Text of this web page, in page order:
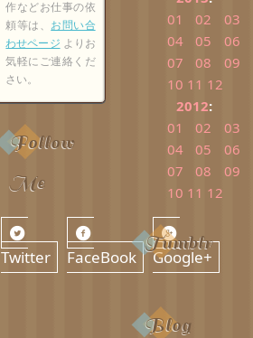
作などお仕事の依
頼等は、 お問い合
わせページ よりお
気軽にご連絡くだ
さい。
Follow
Me
Twitter FaceBook Google+
01
02
03
04
05
06
07
08
09
10 11 12
2012:
01
02
03
04
05
06
07
08
09
10 11 12
Tumblr
Blog